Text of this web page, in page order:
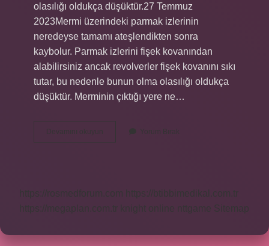
olasılığı oldukça düşüktür.27 Temmuz
2023Mermi üzerindeki parmak izlerinin
neredeyse tamamı ateşlendikten sonra
kaybolur. Parmak izlerini fişek kovanından
alabilirsiniz ancak revolverler fişek kovanını sıkı
tutar, bu nedenle bunun olma olasılığı oldukça
düşüktür. Merminin çıktığı yere ne…
Devamını okuyun
Çekirdeğinin
Anlaşılır
Yorum Bırak
https://rosmedforum.com
https://btibbimedikal.com.tr
https://megaplan.com.tr
knight online nttgame Sitemap